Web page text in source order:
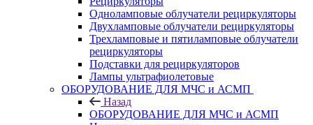
Одноламповые облучатели рециркуляторы
Двухламповые облучатели рециркуляторы
Трехламповые и пятиламповые облучатели
рециркуляторы
Подставки для рециркуляторов
Лампы ультрафиолетовые
ОБОРУДОВАНИЕ ДЛЯ МЧС и АСМП
Назад
ОБОРУДОВАНИЕ ДЛЯ МЧС и АСМП